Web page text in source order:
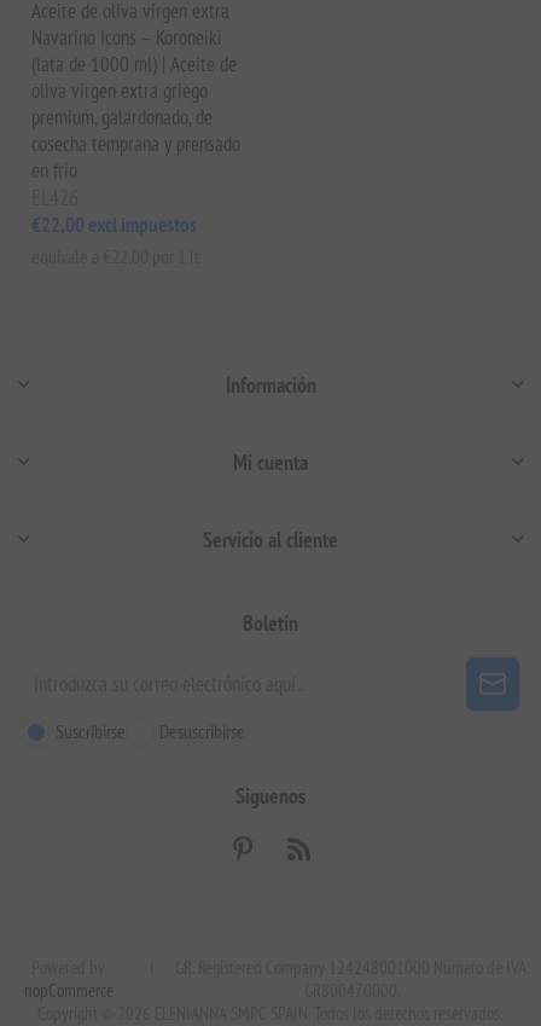
Aceite de oliva virgen extra
Navarino Icons – Koroneiki
(lata de 1000 ml) | Aceite de
oliva virgen extra griego
premium, galardonado, de
cosecha temprana y prensado
en frío
€22,00 excl impuestos
Información
Mi cuenta
Servicio al cliente
Boletín
Suscribirse Desuscribirse
Siguenos
nopCommerce